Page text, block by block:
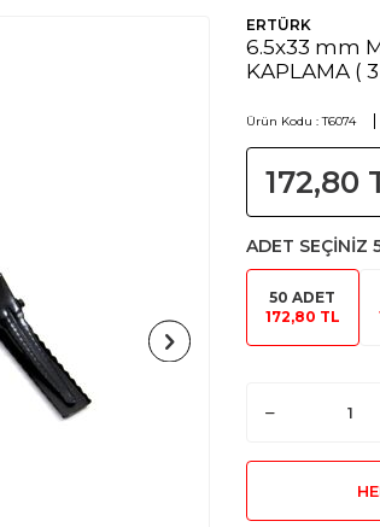
ERTÜRK
6.5x33 mm
KAPLAMA (
Ürün Kodu :T6074
172,80
ADET SEÇİNİZ
50 ADET
172,80 TL